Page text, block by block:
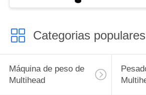
Categorias populares
Máquina de peso de
Multihead